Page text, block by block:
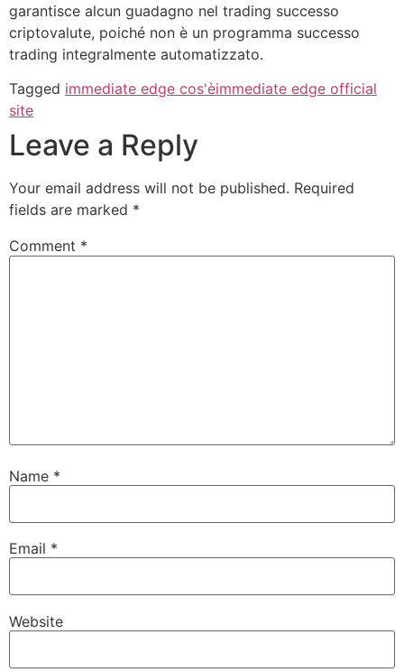
garantisce alcun guadagno nel trading successo
criptovalute, poiché non è un programma successo
trading integralmente automatizzato.
Tagged immediate edge cos'èimmediate edge official
site
Leave a Reply
Your email address will not be published. Required
fields are marked *
Comment *
Name *
Email *
Website